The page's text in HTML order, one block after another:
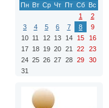
Пн Вт Ср Чт Пт Сб Вс
1
2
3
4 5 6 7 8
9
10 11 12 13 14 15
16
17 18 19 20 21 22
23
24 25 26 27 28 29
30
31